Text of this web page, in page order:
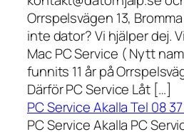
Orrspelsvägen 13,
inte dator? Vi hjälper dej.
Mac PC Service ( Nytt
funnits 11 år på
Därför PC Service Låt […]
PC Service Akalla Tel 08
PC Service Akalla PC